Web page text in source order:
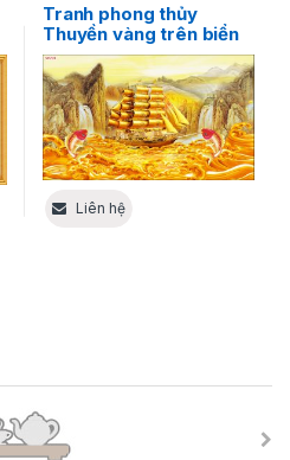
Tranh phong thủy
Thuyền vàng trên biển
rộng
Liên hệ